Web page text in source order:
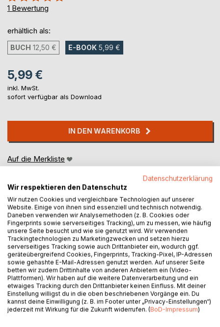
100%
1 Bewertung
erhältlich als:
BUCH 12,50 € E-BOOK 5,99 €
5,99 €
inkl. MwSt.
sofort verfügbar als Download
IN DEN WARENKORB
Auf die Merkliste
BESCHREIBUNG
Tauche ein in ein Meer voller Inspirationen und neuer
Zuversicht.
"Der Ozean der Zitate EINFACH-LEBEN" ist weit mehr als
eine Sammlung kluger Worte. In diesem ersten Band teilt
Frida Forest ihre ganz persönlichen Gedanken, tiefen
Datenschutzerklärung
Wir respektieren den Datenschutz
Wir nutzen Cookies und vergleichbare Technologien auf unserer
Website. Einige von ihnen sind essenziell und technisch notwendig.
Daneben verwenden wir Analysemethoden (z. B. Cookies oder
Fingerprints sowie serverseitiges Tracking), um zu messen, wie häufig
unsere Seite besucht und wie sie genutzt wird. Wir verwenden
Trackingtechnologien zu Marketingzwecken und setzen hierzu
serverseitiges Tracking sowie auch Drittanbieter ein, wodurch ggf.
geräteübergreifend Cookies, Fingerprints, Tracking-Pixel, IP-Adressen
sowie gehashte E-Mail-Adressen genutzt werden. Auf unserer Seite
betten wir zudem Drittinhalte von anderen Anbietern ein (Video-
Plattformen). Wir haben auf die weitere Datenverarbeitung und ein
etwaiges Tracking durch den Drittanbieter keinen Einfluss. Mit deiner
Einstellung willigst du in die oben beschriebenen Vorgänge ein. Du
kannst deine Einwilligung (z. B. im Footer unter „Privacy-Einstellungen“)
jederzeit mit Wirkung für die Zukunft widerrufen. (BoD-Impressum)